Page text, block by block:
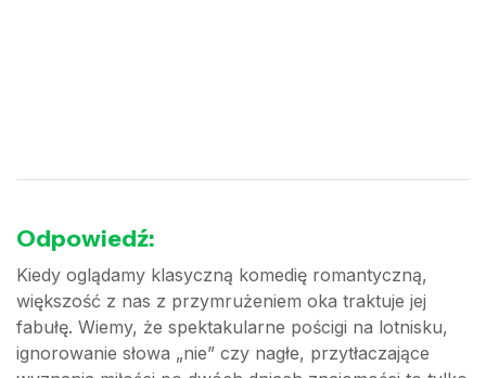
Odpowiedź:
Kiedy oglądamy klasyczną komedię romantyczną,
większość z nas z przymrużeniem oka traktuje jej
fabułę. Wiemy, że spektakularne pościgi na lotnisku,
ignorowanie słowa „nie” czy nagłe, przytłaczające